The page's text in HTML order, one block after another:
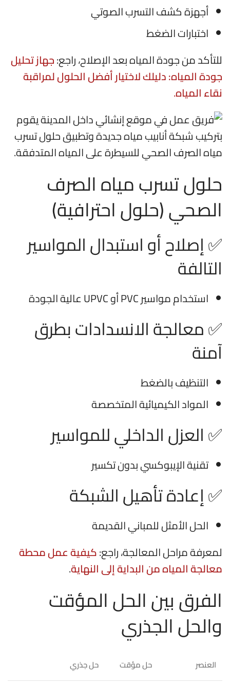
أجهزة كشف التسرب الصوتي
اختبارات الضغط
للتأكد من جودة المياه بعد الإصلاح، راجع:جهاز تحليل
جودة المياه: دليلك لاختيار أفضل الحلول لمراقبة
نقاء المياه.
حلول تسرب مياه الصرف
الصحي (حلول احترافية)
✅ إصلاح أو استبدال المواسير
التالفة
استخدام مواسير PVC أو UPVC عالية الجودة
✅ معالجة الانسدادات بطرق
آمنة
التنظيف بالضغط
المواد الكيميائية المتخصصة
✅ العزل الداخلي للمواسير
تقنية الإيبوكسي بدون تكسير
✅ إعادة تأهيل الشبكة
الحل الأمثل للمباني القديمة
لمعرفة مراحل المعالجة، راجع:كيفية عمل محطة
معالجة المياه من البداية إلى النهاية.
الفرق بين الحل المؤقت
والحل الجذري
العنصر حل مؤقت حل جذري